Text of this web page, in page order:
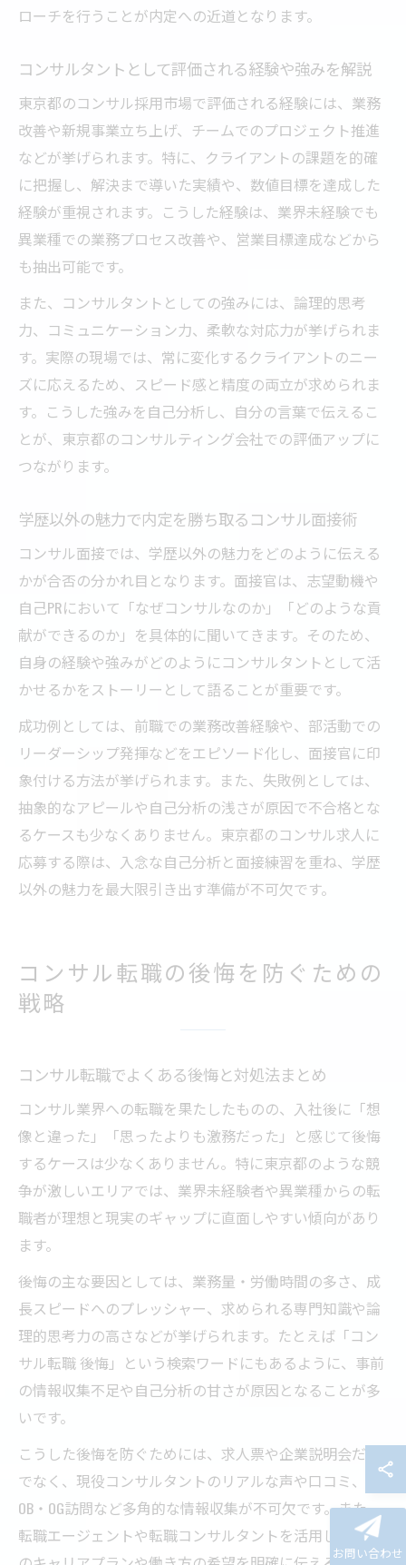
ローチを行うことが内定への近道となります。
コンサルタントとして評価される経験や強みを解説
東京都のコンサル採用市場で評価される経験には、業務
改善や新規事業立ち上げ、チームでのプロジェクト推進
などが挙げられます。特に、クライアントの課題を的確
に把握し、解決まで導いた実績や、数値目標を達成した
経験が重視されます。こうした経験は、業界未経験でも
異業種での業務プロセス改善や、営業目標達成などから
も抽出可能です。
また、コンサルタントとしての強みには、論理的思考
力、コミュニケーション力、柔軟な対応力が挙げられま
す。実際の現場では、常に変化するクライアントのニー
ズに応えるため、スピード感と精度の両立が求められま
す。こうした強みを自己分析し、自分の言葉で伝えるこ
とが、東京都のコンサルティング会社での評価アップに
つながります。
学歴以外の魅力で内定を勝ち取るコンサル面接術
コンサル面接では、学歴以外の魅力をどのように伝える
かが合否の分かれ目となります。面接官は、志望動機や
自己PRにおいて「なぜコンサルなのか」「どのような貢
献ができるのか」を具体的に聞いてきます。そのため、
自身の経験や強みがどのようにコンサルタントとして活
かせるかをストーリーとして語ることが重要です。
成功例としては、前職での業務改善経験や、部活動での
リーダーシップ発揮などをエピソード化し、面接官に印
象付ける方法が挙げられます。また、失敗例としては、
抽象的なアピールや自己分析の浅さが原因で不合格とな
るケースも少なくありません。東京都のコンサル求人に
応募する際は、入念な自己分析と面接練習を重ね、学歴
以外の魅力を最大限引き出す準備が不可欠です。
コンサル転職の後悔を防ぐための
戦略
コンサル転職でよくある後悔と対処法まとめ
コンサル業界への転職を果たしたものの、入社後に「想
像と違った」「思ったよりも激務だった」と感じて後悔
するケースは少なくありません。特に東京都のような競
争が激しいエリアでは、業界未経験者や異業種からの転
職者が理想と現実のギャップに直面しやすい傾向があり
ます。
後悔の主な要因としては、業務量・労働時間の多さ、成
長スピードへのプレッシャー、求められる専門知識や論
理的思考力の高さなどが挙げられます。たとえば「コン
サル転職 後悔」という検索ワードにもあるように、事前
の情報収集不足や自己分析の甘さが原因となることが多
いです。
こうした後悔を防ぐためには、求人票や企業説明会だけ
でなく、現役コンサルタントのリアルな声や口コミ、
OB・OG訪問など多角的な情報収集が不可欠です。また、
転職エージェントや転職コンサルタントを活用し、自分
お問い合わせ